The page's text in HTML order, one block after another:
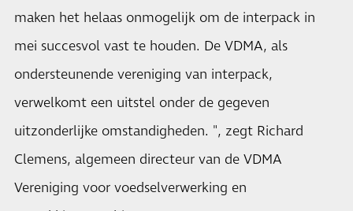
maken het helaas onmogelijk om de interpack in
mei succesvol vast te houden. De VDMA, als
ondersteunende vereniging van interpack,
verwelkomt een uitstel onder de gegeven
uitzonderlijke omstandigheden. ", zegt Richard
Clemens, algemeen directeur van de VDMA
Vereniging voor voedselverwerking en